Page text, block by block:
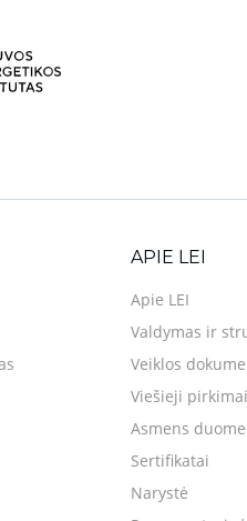
APIE LEI
Apie LEI
Valdymas ir
Veiklos
Viešieji pirkimai
Asmens
Sertifikatai
Narystė